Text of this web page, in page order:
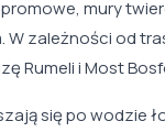
mury
zależności od
Rumeli i Most
się po wodzie